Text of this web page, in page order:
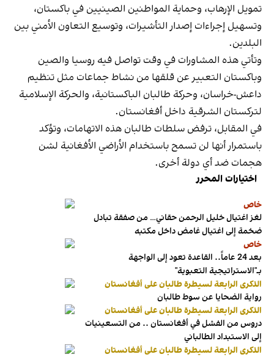
تمويل الإرهاب، وحماية المواطنين الصينيين في باكستان،
وتسهيل إجراءات إصدار التأشيرات، وتوسيع التعاون الأمني بين
البلدين.
وتأتي هذه المشاورات في وقت تواصل فيه روسيا والصين
وباكستان التعبير عن قلقها من نشاط جماعات مثل تنظيم
داعش-خراسان، وحركة طالبان الباكستانية، والحركة الإسلامية
لتركستان الشرقية داخل أفغانستان.
في المقابل، ترفض سلطات طالبان هذه الاتهامات، وتؤكد
باستمرار أنها لن تسمح باستخدام الأراضي الأفغانية لشن
هجمات ضد أي دولة أخرى.
اختيارات المحرر
خاص
لغز اغتيال خليل الرحمن حقاني… من صفقة تبادل
ضخمة إلى اغتيال غامض داخل مكتبه
خاص
بعد 24 عاماً.. القاعدة تعود إلى الواجهة
بـ"الاستراتيجية التعبوية"
الذكرى الرابعة لسيطرة طالبان على أفغانستان
رواية الضحايا عن سوط طالبان
الذكرى الرابعة لسيطرة طالبان على أفغانستان
دروس من الفشل في أفغانستان .. من التسعينيات
إلى الاستبداد الطالباني
الذكرى الرابعة لسيطرة طالبان على أفغانستان